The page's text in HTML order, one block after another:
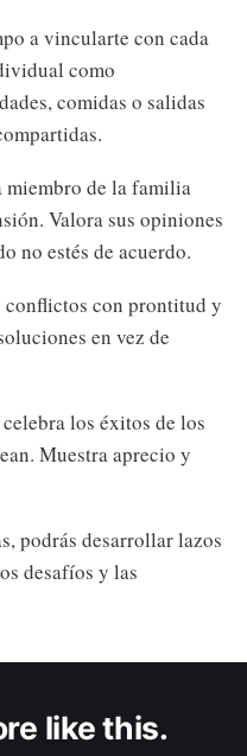
a vincularte con cada
como
comidas o salidas
miembro de la familia
Valora sus opiniones
no estés de acuerdo.
conflictos con prontitud y
en vez de
los éxitos de los
Muestra aprecio y
podrás desarrollar lazos
desafíos y las
like this.